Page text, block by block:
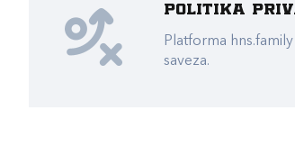
Politika
Platforma
saveza.